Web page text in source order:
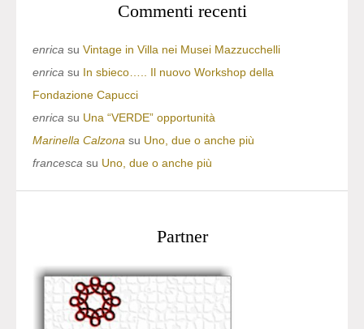
Commenti recenti
enrica su Vintage in Villa nei Musei Mazzucchelli
enrica su In sbieco….. Il nuovo Workshop della
Fondazione Capucci
enrica su Una “VERDE” opportunità
Marinella Calzona su Uno, due o anche più
francesca su Uno, due o anche più
Partner